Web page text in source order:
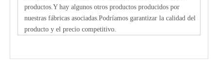
productos.Y hay algunos otros productos producidos por
nuestras fábricas asociadas.Podríamos garantizar la calidad del
producto y el precio competitivo.